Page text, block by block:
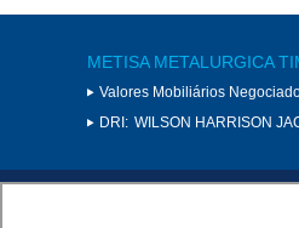
METISA METALURGICA
Valores Mobiliários
DRI: WILSON HARRISON